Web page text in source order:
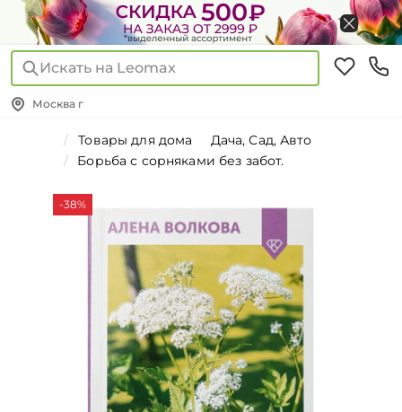
Искать на Leomax
Москва г
Товары для дома
Дача, Сад, Авто
Борьба с сорняками без забот.
-38%